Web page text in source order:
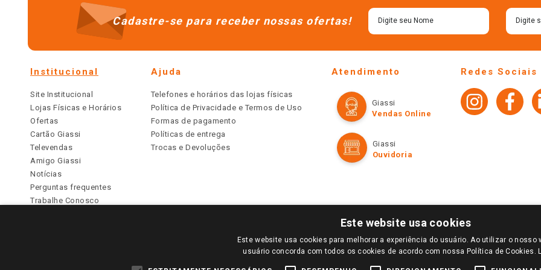
Cadastre-se para receber nossas ofertas!
Institucional
Site Institucional
Lojas Físicas e Horários
Ofertas
Cartão Giassi
Televendas
Amigo Giassi
Notícias
Perguntas frequentes
Trabalhe Conosco
Ajuda
Telefones e horários das lojas físicas
Política de Privacidade e Termos de Uso
Formas de pagamento
Políticas de entrega
Trocas e Devoluções
Atendimento
Giassi
Vendas Online
Giassi
Ouvidoria
Redes Sociais
PARA VER OS PREÇOS DA SUA REGIÃO, FAÇA LOGIN E SELECIONE A LOJA DE SUA PREFERÊNCIA. SOMENTE APÓS O LOGIN, OS PREÇOS
TODOS OS PREÇOS E CONDIÇÕES COMERCIAIS DESTE SITE SÃO VÁLIDOS APENAS PARA COMPRAS REALIZADAS NO GIASSI.COM.BR E NA LOJA
Este website usa cookies
Este website usa cookies para melhorar a experiência do usuário. Ao utilizar o nosso
usuário concorda com todos os cookies de acordo com nossa Política de Cookies.